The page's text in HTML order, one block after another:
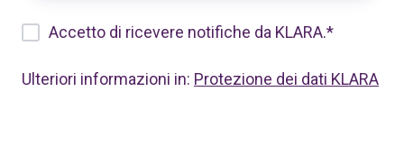
Accetto di ricevere notifiche da KLARA.*
Ulteriori informazioni in: Protezione dei dati KLARA